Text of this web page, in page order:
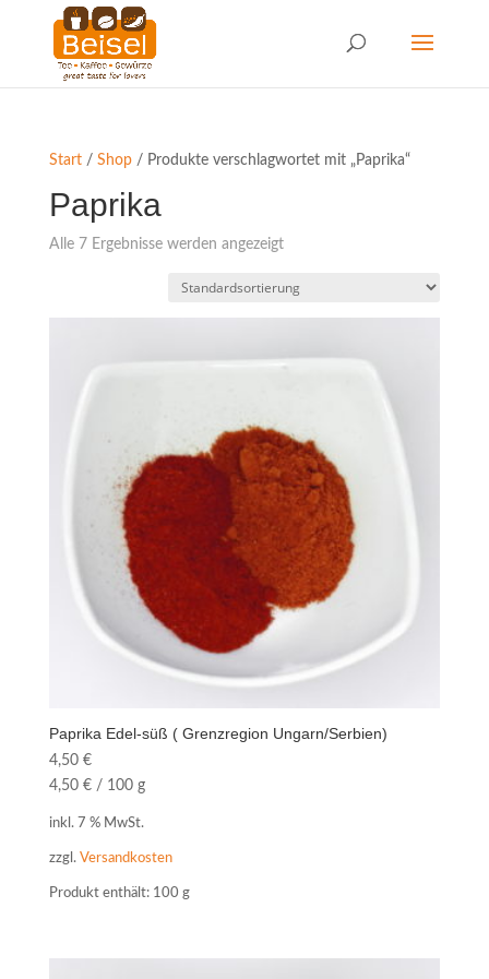
Start/ Shop/ Produkte verschlagwortet mit „Paprika“
Paprika
Alle 7 Ergebnisse werden angezeigt
Paprika Edel-süß ( Grenzregion Ungarn/Serbien)
4,50 €
4,50 €/ 100 g
inkl. 7 % MwSt.
zzgl. Versandkosten
Produkt enthält: 100 g